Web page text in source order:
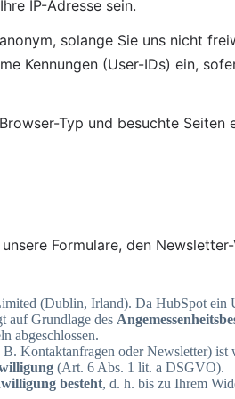
IP-Adresse sein.
solange Sie uns nicht
Kennungen (User-IDs) ein,
Typ und besuchte
Formulare, den
(Dublin, Irland). Da HubSpot ein
auf Grundlage des
abgeschlossen.
Kontaktanfragen oder Newsletter) ist
(Art. 6 Abs. 1 lit. a DSGVO).
besteht, d. h. bis zu Ihrem